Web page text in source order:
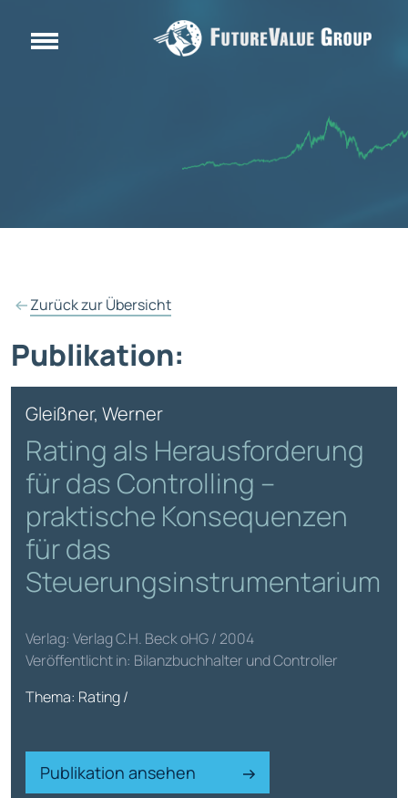
Zurück zur Übersicht
Publikation:
Gleißner, Werner
Rating als Herausforderung
für das Controlling –
praktische Konsequenzen
für das
Steuerungsinstrumentarium
Verlag: Verlag C.H. Beck oHG / 2004
Veröffentlicht in: Bilanzbuchhalter und Controller
Thema: Rating /
Publikation ansehen